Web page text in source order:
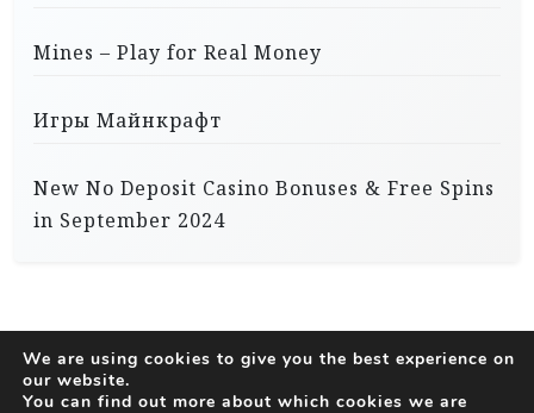
Mines – Play for Real Money
Игры Майнкрафт
New No Deposit Casino Bonuses & Free Spins
in September 2024
We are using cookies to give you the best experience on
our website.
You can find out more about which cookies we are